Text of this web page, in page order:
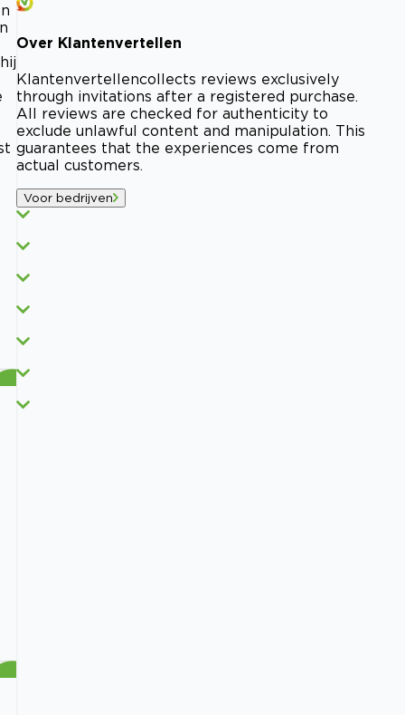
Over Klantenvertellen
Klantenvertellencollects reviews exclusively
through invitations after a registered purchase.
All reviews are checked for authenticity to
exclude unlawful content and manipulation. This
guarantees that the experiences come from
actual customers.
Voor bedrijven